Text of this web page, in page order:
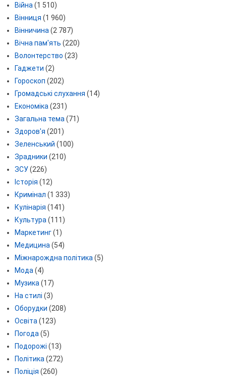
Війна (1 510)
Вінниця (1 960)
Вінничина (2 787)
Вічна пам'ять (220)
Волонтерство (23)
Гаджети (2)
Гороскоп (202)
Громадські слухання (14)
Економіка (231)
Загальна тема (71)
Здоров'я (201)
Зеленський (100)
Зрадники (210)
ЗСУ(226)
Історія (12)
Кримінал (1 333)
Кулінарія (141)
Культура (111)
Маркетинг(1)
Медицина (54)
Міжнарождна політика (5)
Мода (4)
Музика (17)
На стилі (3)
Оборудки (208)
Освіта (123)
Погода (5)
Подорожі (13)
Політика (272)
Поліція (260)